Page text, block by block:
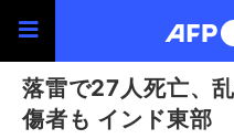
落雷で27人死亡、
傷者も インド東部